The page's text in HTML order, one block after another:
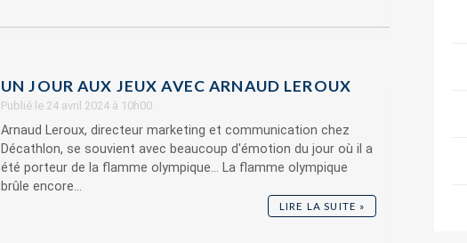
UN JOUR AUX JEUX AVEC ARNAUD LEROUX
Publié le 24 avril 2024 à 10h00
Arnaud Leroux, directeur marketing et communication chez
Décathlon, se souvient avec beaucoup d'émotion du jour où il a
été porteur de la flamme olympique... La flamme olympique
brûle encore...
LIRE LA SUITE »